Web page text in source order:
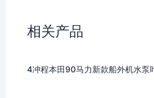
相关产品
4冲程本田90马力新款船外机水泵